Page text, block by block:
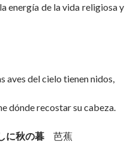
energía de la vida religiosa y
aves del cielo tienen nidos,
dónde recostar su cabeza.
に秋の暮芭蕉